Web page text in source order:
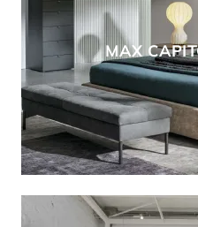
MAX